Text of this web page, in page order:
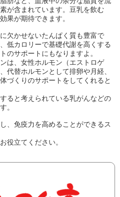
が含まれています。豆乳を飲む
果が期待できます。
欠かせないたんぱく質も豊富で
低カロリーで基礎代謝を高くする
のサポートにもなりますよ。
は、女性ホルモン（エストロゲ
代替ホルモンとして排卵や月経、
づくりのサポートをしてくれると
ると考えられている乳がんなどの
。
、免疫力を高めることができるス
役立てください。